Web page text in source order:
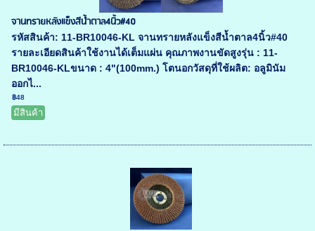
จานทรายหลังแข็งสีน้ำตาล4นิ้ว#40
รหัสสินค้า: 11-BR10046-KL จานทรายหลังแข็งสีน้ำตาล4นิ้ว#40
รายละเอียดสินค้าใช้งานได้เต็มแผ่น คุณภาพงานขัดสูงรุ่น : 11-
BR10046-KLขนาด : 4"(100mm.) โตนอกวัสดุที่ใช้ผลิต: อลูมินัม
ออกไ...
฿48
มีสินค้า